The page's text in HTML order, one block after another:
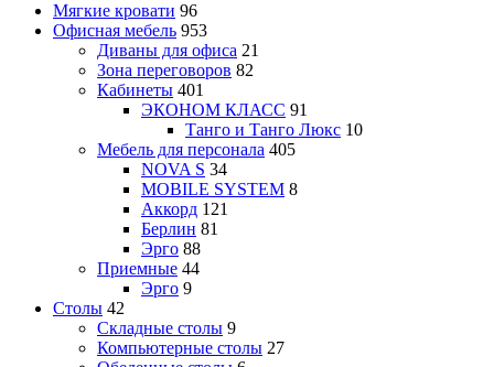
Мягкие кровати 96
Офисная мебель 953
Диваны для офиса 21
Зона переговоров 82
Кабинеты 401
ЭКОНОМ КЛАСС 91
Танго и Танго Люкс 10
Мебель для персонала 405
NOVA S 34
MOBILE SYSTEM 8
Аккорд 121
Берлин 81
Эрго 88
Приемные 44
Эрго 9
Столы 42
Складные столы 9
Компьютерные столы 27